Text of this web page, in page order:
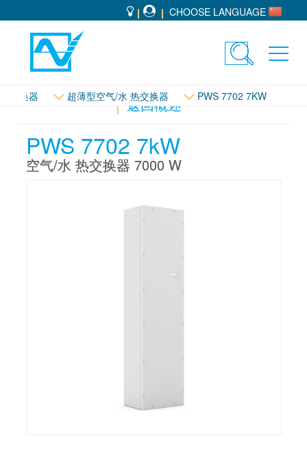
CHOOSE LANGUAGE
Toggle
交换器 超薄型空气/水 热交换器 PWS 7702 7KW
返回概述
PWS 7702 7kW
空气/水 热交换器 7000 W